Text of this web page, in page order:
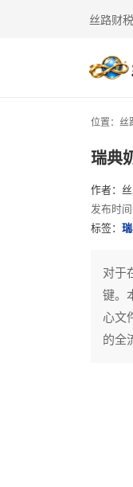
丝路财
位置： 丝
瑞典
作者：
发布时
标签：
对于
键。
心文
的全